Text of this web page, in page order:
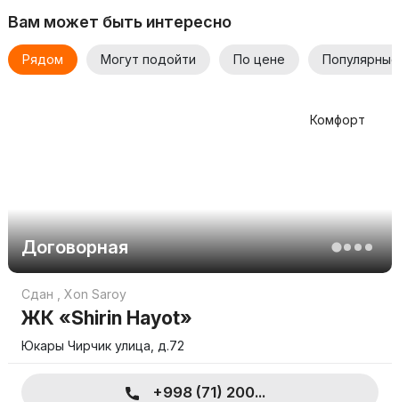
Вам может быть интересно
Рядом Могут подойти По цене Популярные
Комфорт
Договорная
Сдан Xon Saroy
ЖК «Shirin Hayot»
Юкары Чирчик улица, д.72
+998 (71) 200...